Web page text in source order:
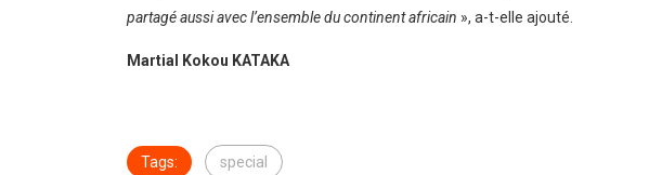
partagé aussi avec l’ensemble du continent africain », a-t-elle ajouté.
Martial Kokou KATAKA
Tags: special